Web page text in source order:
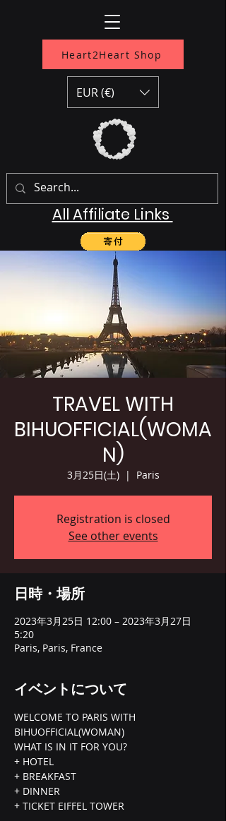
Heart2Heart Shop
All Affiliate Links
EUR (€)
TRAVEL WITH
BIHUOFFICIAL(WOMA
N)
3月25日(土)
  |
Paris
Registration is closed
See other events
日時・場所
2023年3月25日 12:00 – 2023年3月27日
5:20
Paris, Paris, France
イベントについて
WELCOME TO PARIS WITH
BIHUOFFICIAL(WOMAN)
WHAT IS IN IT FOR YOU?
+ HOTEL
+ BREAKFAST
+ DINNER
+ TICKET EIFFEL TOWER